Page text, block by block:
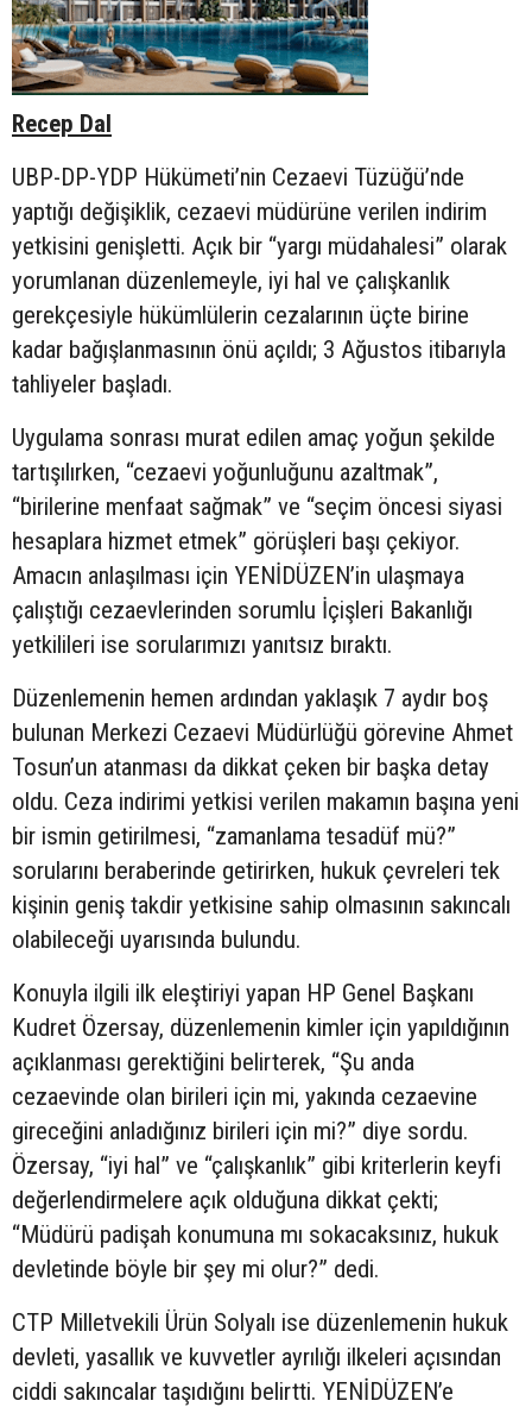
Recep Dal
UBP-DP-YDP Hükümeti’nin Cezaevi Tüzüğü’nde
yaptığı değişiklik, cezaevi müdürüne verilen indirim
yetkisini genişletti. Açık bir “yargı müdahalesi” olarak
yorumlanan düzenlemeyle, iyi hal ve çalışkanlık
gerekçesiyle hükümlülerin cezalarının üçte birine
kadar bağışlanmasının önü açıldı; 3 Ağustos itibarıyla
tahliyeler başladı.
Uygulama sonrası murat edilen amaç yoğun şekilde
tartışılırken, “cezaevi yoğunluğunu azaltmak”,
“birilerine menfaat sağmak” ve “seçim öncesi siyasi
hesaplara hizmet etmek” görüşleri başı çekiyor.
Amacın anlaşılması için YENİDÜZEN’in ulaşmaya
çalıştığı cezaevlerinden sorumlu İçişleri Bakanlığı
yetkilileri ise sorularımızı yanıtsız bıraktı.
Düzenlemenin hemen ardından yaklaşık 7 aydır boş
bulunan Merkezi Cezaevi Müdürlüğü görevine Ahmet
Tosun’un atanması da dikkat çeken bir başka detay
oldu. Ceza indirimi yetkisi verilen makamın başına yeni
bir ismin getirilmesi, “zamanlama tesadüf mü?”
sorularını beraberinde getirirken, hukuk çevreleri tek
kişinin geniş takdir yetkisine sahip olmasının sakıncalı
olabileceği uyarısında bulundu.
Konuyla ilgili ilk eleştiriyi yapan HP Genel Başkanı
Kudret Özersay, düzenlemenin kimler için yapıldığının
açıklanması gerektiğini belirterek, “Şu anda
cezaevinde olan birileri için mi, yakında cezaevine
gireceğini anladığınız birileri için mi?” diye sordu.
Özersay, “iyi hal” ve “çalışkanlık” gibi kriterlerin keyfi
değerlendirmelere açık olduğuna dikkat çekti;
“Müdürü padişah konumuna mı sokacaksınız, hukuk
devletinde böyle bir şey mi olur?” dedi.
CTP Milletvekili Ürün Solyalı ise düzenlemenin hukuk
devleti, yasallık ve kuvvetler ayrılığı ilkeleri açısından
ciddi sakıncalar taşıdığını belirtti. YENİDÜZEN’e